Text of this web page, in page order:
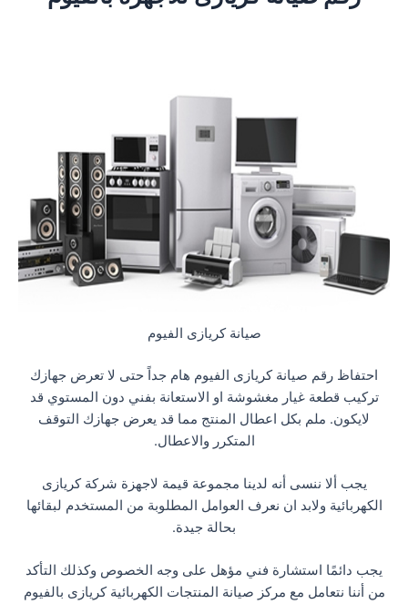
صيانة كريازى الفيوم
احتفاظ رقم صيانة كريازى الفيوم هام جداً حتى لا تعرض جهازك
تركيب قطعة غيار مغشوشة او الاستعانة بفني دون المستوي قد
لايكون. ملم بكل اعطال المنتج مما قد يعرض جهازك التوقف
المتكرر والاعطال.
يجب ألا ننسى أنه لدينا مجموعة قيمة لاجهزة شركة كريازى
الكهربائية ولابد ان نعرف العوامل المطلوبة من المستخدم لبقائها
بحالة جيدة.
يجب دائمًا استشارة فني مؤهل على وجه الخصوص وكذلك التأكد
من أننا نتعامل مع مركز صيانة المنتجات الكهربائية كريازى بالفيوم